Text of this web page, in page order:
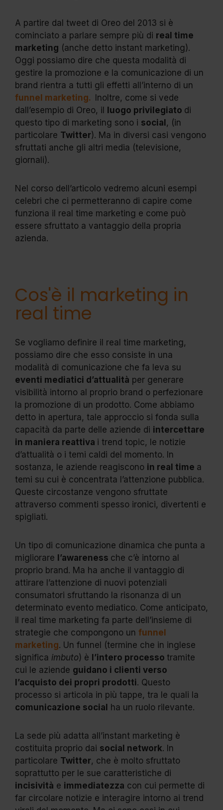
A partire dal tweet di Oreo del 2013 si è
cominciato a parlare sempre più di real time
marketing (anche detto instant marketing).
Oggi possiamo dire che questa modalità di
gestire la promozione e la comunicazione di un
brand rientra a tutti gli effetti all’interno di un
funnel marketing. Inoltre, come si vede
dall’esempio di Oreo, il luogo privilegiato di
questo tipo di marketing sono i social, (in
particolare Twitter). Ma in diversi casi vengono
sfruttati anche gli altri media (televisione,
giornali).
Nel corso dell’articolo vedremo alcuni esempi
celebri che ci permetteranno di capire come
funziona il real time marketing e come può
essere sfruttato a vantaggio della propria
azienda.
Cos'è il marketing in
real time
Se vogliamo definire il real time marketing,
possiamo dire che esso consiste in una
modalità di comunicazione che fa leva su
eventi mediatici d’attualità per generare
visibilità intorno al proprio brand o perfezionare
la promozione di un prodotto. Come abbiamo
detto in apertura, tale approccio si fonda sulla
capacità da parte delle aziende di intercettare
in maniera reattiva i trend topic, le notizie
d’attualità o i temi caldi del momento. In
sostanza, le aziende reagiscono in real time a
temi su cui è concentrata l’attenzione pubblica.
Queste circostanze vengono sfruttate
attraverso commenti spesso ironici, divertenti e
spigliati.
Un tipo di comunicazione dinamica che punta a
migliorare l’awareness che c’è intorno al
proprio brand. Ma ha anche il vantaggio di
attirare l’attenzione di nuovi potenziali
consumatori sfruttando la risonanza di un
determinato evento mediatico. Come anticipato,
il real time marketing fa parte dell’insieme di
strategie che compongono un funnel
marketing. Un funnel (termine che in inglese
significa imbuto) è l’intero processo tramite
cui le aziende guidano i clienti verso
l’acquisto dei propri prodotti. Questo
processo si articola in più tappe, tra le quali la
comunicazione social ha un ruolo rilevante.
La sede più adatta all’instant marketing è
costituita proprio dai social network. In
particolare Twitter, che è molto sfruttato
soprattutto per le sue caratteristiche di
incisività e immediatezza con cui permette di
far circolare notizie e interagire intorno ai trend